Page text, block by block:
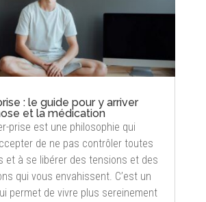
: le guide pour y arriver
et la médication
est une philosophie qui
de ne pas contrôler toutes
et à se libérer des tensions et des
qui vous envahissent. C’est un
permet de vivre plus sereinement